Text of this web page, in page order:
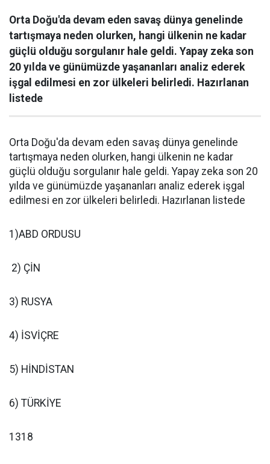
Orta Doğu'da devam eden savaş dünya genelinde
tartışmaya neden olurken, hangi ülkenin ne kadar
güçlü olduğu sorgulanır hale geldi. Yapay zeka son
20 yılda ve günümüzde yaşananları analiz ederek
işgal edilmesi en zor ülkeleri belirledi. Hazırlanan
listede
Orta Doğu'da devam eden savaş dünya genelinde
tartışmaya neden olurken, hangi ülkenin ne kadar
güçlü olduğu sorgulanır hale geldi. Yapay zeka son 20
yılda ve günümüzde yaşananları analiz ederek işgal
edilmesi en zor ülkeleri belirledi. Hazırlanan listede
1)ABD ORDUSU
2) ÇİN
3) RUSYA
4) İSVİÇRE
5) HİNDİSTAN
6) TÜRKİYE
1318